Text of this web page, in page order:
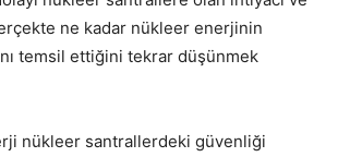
ne kadar nükleer enerjinin
temsil ettiğini tekrar düşünmek
nükleer santrallerdeki güvenliği